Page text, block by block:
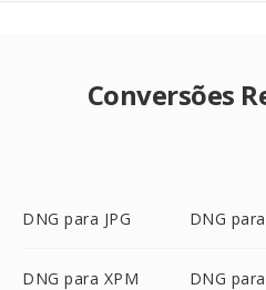
Conversões
DNG para JPG DNG para
DNG para XPM DNG